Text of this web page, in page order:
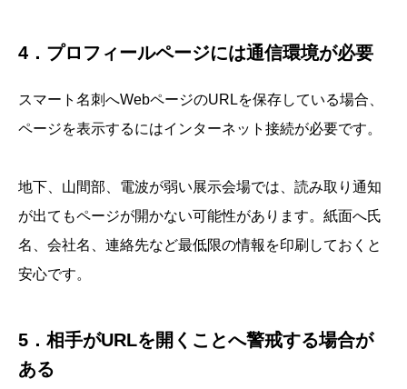
4．プロフィールページには通信環境が必要
スマート名刺へWebページのURLを保存している場合、
ページを表示するにはインターネット接続が必要です。
地下、山間部、電波が弱い展示会場では、読み取り通知
が出てもページが開かない可能性があります。紙面へ氏
名、会社名、連絡先など最低限の情報を印刷しておくと
安心です。
5．相手がURLを開くことへ警戒する場合が
ある